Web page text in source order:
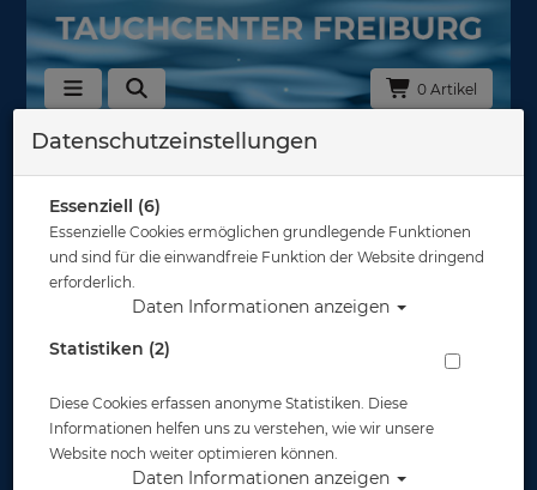
0 Artikel
Zurück
Datenschutzeinstellungen
Essenziell (6)
Essenzielle Cookies ermöglichen grundlegende Funktionen
und sind für die einwandfreie Funktion der Website dringend
erforderlich.
Daten Informationen anzeigen
Statistiken (2)
Diese Cookies erfassen anonyme Statistiken. Diese
Informationen helfen uns zu verstehen, wie wir unsere
Website noch weiter optimieren können.
Daten Informationen anzeigen